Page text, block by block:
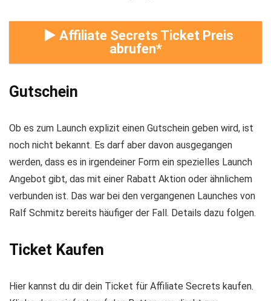
► Affiliate Secrets Ticket Preis
abrufen
Gutschein
Ob es zum Launch explizit einen Gutschein geben wird, ist
noch nicht bekannt. Es darf aber davon ausgegangen
werden, dass es in irgendeiner Form ein spezielles Launch
Angebot gibt, das mit einer Rabatt Aktion oder ähnlichem
verbunden ist. Das war bei den vergangenen Launches von
Ralf Schmitz bereits häufiger der Fall. Details dazu folgen.
Ticket Kaufen
Hier kannst du dir dein Ticket für Affiliate Secrets kaufen.